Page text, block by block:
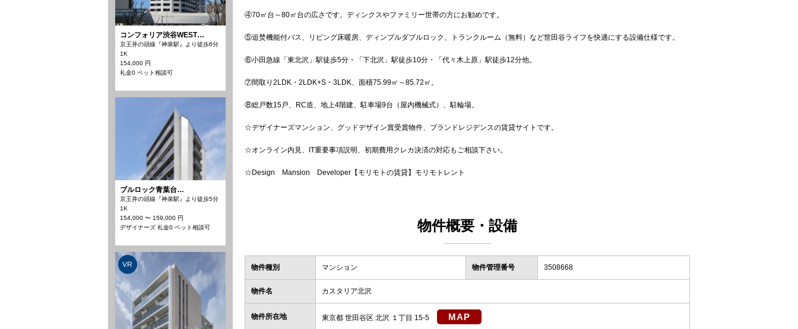
④70㎡台～80㎡台の広さです。ディンクスやファミリー世帯の方にお勧めです。
⑤追焚機能付バス、リビング床暖房、ディンプルダブルロック、トランクルーム（無料）など世田谷ライフを快適にする設備仕様です。
⑥小田急線「東北沢」駅徒歩5分・「下北沢」駅徒歩10分・「代々木上原」駅徒歩12分他。
⑦間取り2LDK・2LDK+S・3LDK、面積75.99㎡～85.72㎡。
⑧総戸数15戸、RC造、地上4階建、駐車場9台（屋内機械式）、駐輪場。
☆デザイナーズマンション、グッドデザイン賞受賞物件、ブランドレジデンスの賃貸サイトです。
☆オンライン内見、IT重要事項説明、初期費用クレカ決済の対応もご相談下さい。
☆Design Mansion Developer【モリモトの賃貸】モリモトレント
物件概要・設備
物件種別 マンション 物件管理番号 3508668
物件名 カスタリア北沢
物件所在地 東京都 世田谷区 北沢 １丁目 15-5 MAP
コンフォリア渋谷WEST…
京王井の頭線『神泉駅』より徒歩6分
1K
154,000 円
礼金0 ペット相談可
ブルロック青葉台…
京王井の頭線『神泉駅』より徒歩5分
1K
154,000 〜 159,000 円
デザイナーズ 礼金0 ペット相談可
VR